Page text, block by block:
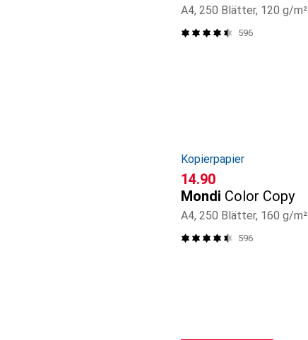
A4, 250 Blätter, 120 g/m²
596
Kopierpapier
CHF
14.90
Mondi Color Copy
A4, 250 Blätter, 160 g/m²
596